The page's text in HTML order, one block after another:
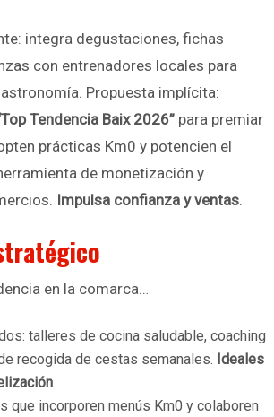
integra degustaciones, fichas
con entrenadores locales para
Propuesta implícita:
Tendencia Baix 2026” para premiar
prácticas Km0 y potencien el
de monetización y
Impulsa confianza y ventas.
en la comarca…
talleres de cocina saludable, coaching
recogida de cestas semanales. Ideales
.
que incorporen menús Km0 y colaboren